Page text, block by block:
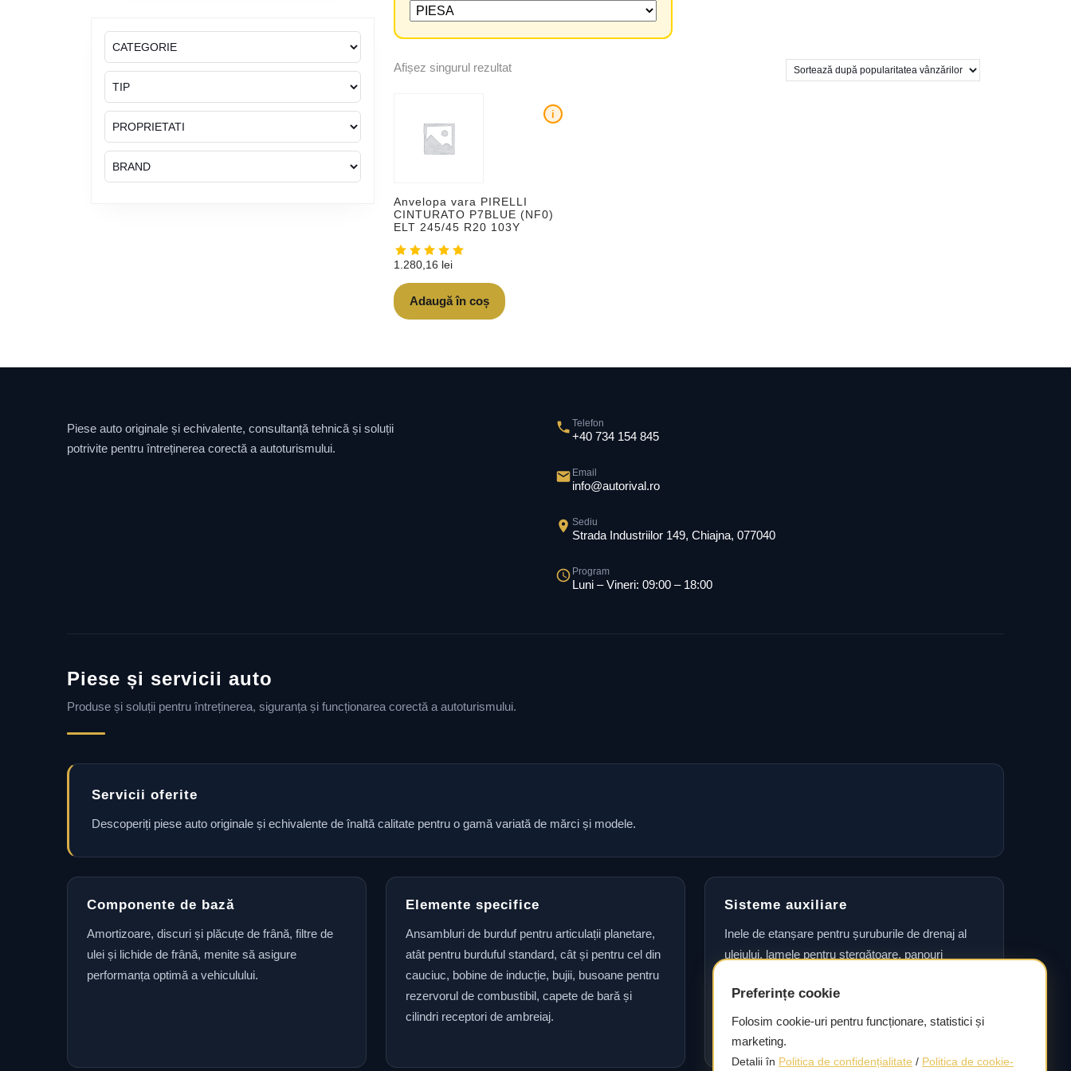
Afișez singurul rezultat
Anvelopa vara PIRELLI
CINTURATO P7BLUE (NF0)
ELT 245/45 R20 103Y
i
1.280,16 lei
Adaugă în coș
Piese auto originale și echivalente, consultanță tehnică și soluții
potrivite pentru întreținerea corectă a autoturismului.
Telefon
+40 734 154 845
Email
info@autorival.ro
Sediu
Strada Industriilor 149, Chiajna, 077040
Program
Luni – Vineri: 09:00 – 18:00
Piese și servicii auto
Produse și soluții pentru întreținerea, siguranța și funcționarea corectă a autoturismului.
Servicii oferite
Descoperiți piese auto originale și echivalente de înaltă calitate pentru o gamă variată de mărci și modele.
Componente de bază
Amortizoare, discuri și plăcuțe de frână, filtre de
ulei și lichide de frână, menite să asigure
performanța optimă a vehiculului.
Elemente specifice
Ansambluri de burduf pentru articulații planetare,
atât pentru burduful standard, cât și pentru cel din
cauciuc, bobine de inducție, bujii, busoane pentru
rezervorul de combustibil, capete de bară și
cilindri receptori de ambreiaj.
Sisteme auxiliare
Inele de etanșare pentru șuruburile de drenaj al
uleiului, lamele pentru ștergătoare, panouri
frână, garnituri pentru etrier și seturi de rulmenți
pentru roți, precum și simeringuri pentru arborele
cotit.
Preferințe cookie
Folosim cookie-uri pentru funcționare, statistici și
marketing.
Detalii în Politica de confidențialitate / Politica de cookie-